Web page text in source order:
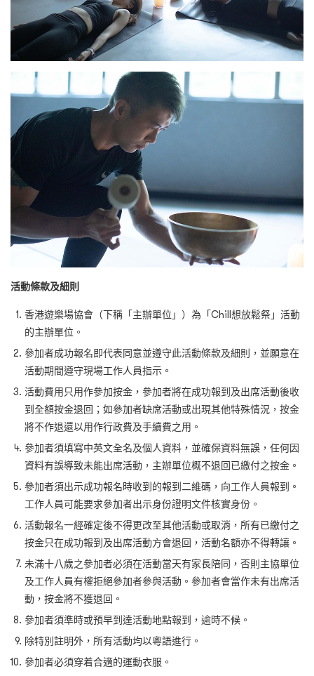
活動條款及細則
香港遊樂場協會（下稱「主辦單位」）為「Chill想放鬆祭」活動
的主辦單位。
參加者成功報名即代表同意並遵守此活動條款及細則，並願意在
活動期間遵守現場工作人員指示。
活動費用只用作參加按金，參加者將在成功報到及出席活動後收
到全額按金退回；如參加者缺席活動或出現其他特殊情況，按金
將不作退還以用作行政費及手續費之用。
參加者須填寫中英文全名及個人資料，並確保資料無誤，任何因
資料有誤導致未能出席活動，主辦單位概不退回已繳付之按金。
參加者須出示成功報名時收到的報到二維碼，向工作人員報到。
工作人員可能要求參加者出示身份證明文件核實身份。
活動報名一經確定後不得更改至其他活動或取消，所有已繳付之
按金只在成功報到及出席活動方會退回，活動名額亦不得轉讓。
未滿十八歲之參加者必須在活動當天有家長陪同，否則主協單位
及工作人員有權拒絕參加者參與活動。參加者會當作未有出席活
動，按金將不獲退回。
參加者須準時或預早到達活動地點報到，逾時不候。
除特別註明外，所有活動均以粵語進行。
參加者必須穿着合適的運動衣服。